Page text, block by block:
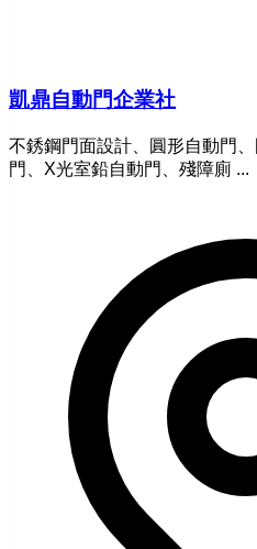
凱鼎自動門企業社
不銹鋼門面設計、圓形自動門
門、X光室鉛自動門、殘障廁 ...